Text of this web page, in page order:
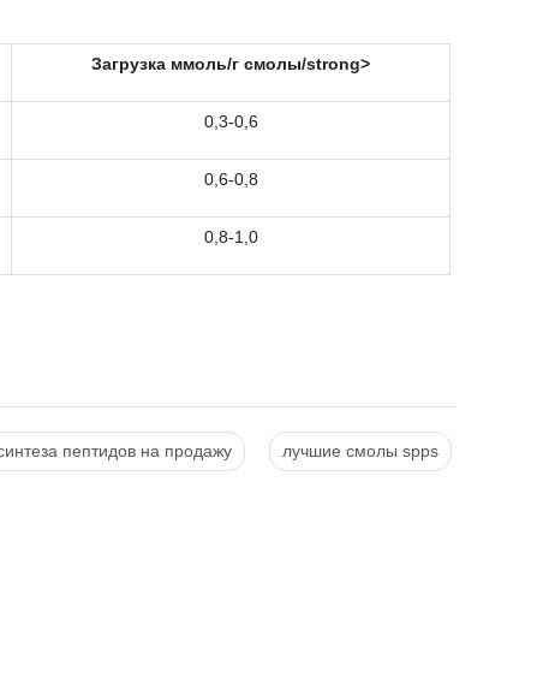
Загрузка ммоль/г смолы/strong>
0,3-0,6
0,6-0,8
0,8-1,0
пептидов на продажу лучшие смолы spps